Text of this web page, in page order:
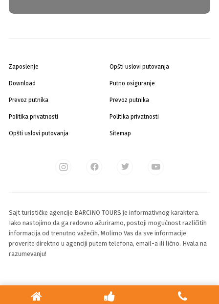
Zaposlenje
Download
Prevoz putnika
Politika privatnosti
Opšti uslovi putovanja
Opšti uslovi putovanja
Putno osiguranje
Prevoz putnika
Politika privatnosti
Sitemap
Sajt turističke agencije BARCINO TOURS je informativnog karaktera.
Iako nastojimo da ga redovno ažuriramo, postoji mogućnost različitih
informacija od trenutno važećih. Molimo Vas da sve informacije
proverite direktno u agenciji putem telefona, email-a ili lično. Hvala na
razumevanju!
© 2025 Sva prava zadržava Barcino Travel d.o.o